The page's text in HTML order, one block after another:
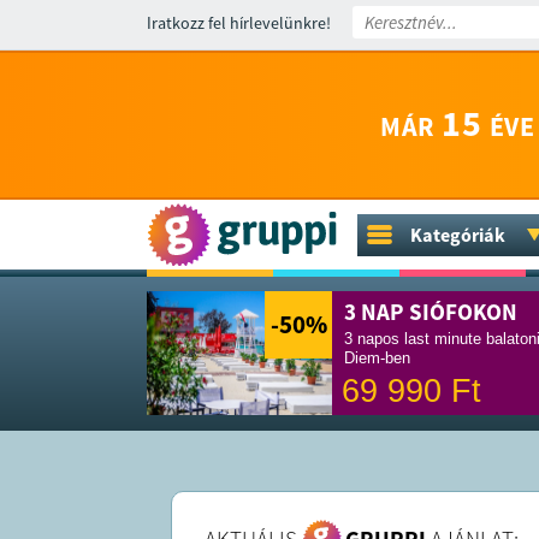
Iratkozz fel hírlevelünkre!
MÁR 15
Kategóriák
-50% 3 NAP SIÓFOKON
3 napos last minute
Diem-ben
69 990 Ft